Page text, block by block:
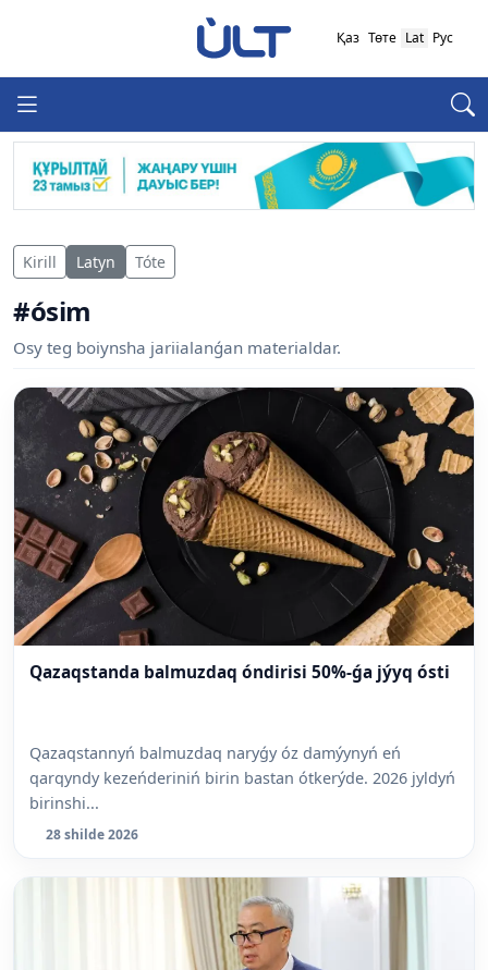
Қаз Төте Lat Рус
Kirill Latyn Tóte
#ósim
Osy teg boiynsha jariialanǵan materialdar.
Qazaqstanda balmuzdaq óndirisi 50%-ǵa jýyq ósti
Qazaqstannyń balmuzdaq naryǵy óz damýynyń eń
qarqyndy kezeńderiniń birin bastan ótkerýde. 2026 jyldyń
birinshi...
28 shilde 2026